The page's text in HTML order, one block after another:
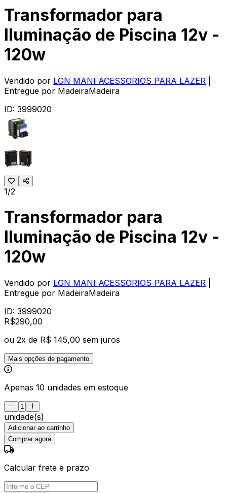
Transformador para
Iluminação de Piscina 12v -
120w
Vendido por LGN MANI ACESSORIOS PARA LAZER
Entregue por MadeiraMadeira
ID: 3999020
1/2
Transformador para
Iluminação de Piscina 12v -
120w
Vendido por LGN MANI ACESSORIOS PARA LAZER
Entregue por MadeiraMadeira
ID: 3999020
R$290,00
ou 2x de R$ 145,00 sem juros
Mais opções de pagamento
Apenas 10 unidades em estoque
unidade(s)
Adicionar ao carrinho
Comprar agora
Calcular frete e prazo